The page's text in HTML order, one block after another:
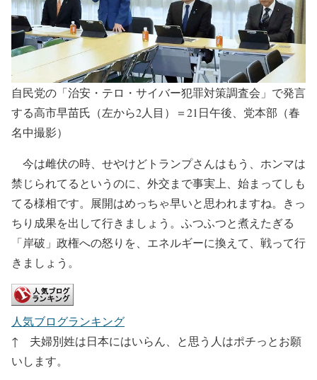
自民党の「治安・テロ・サイバー犯罪対策調査会」で発言
する高市早苗氏（左から2人目）＝21日午後、党本部（春
名中撮影）
今は雌伏の時、せやけどトランプさんはもう、ホンマは
禁じられてるというのに、外交まで事実上、始まってしも
てる様相です。展開はめっちゃ早いと思われますね。きっ
ちり成果を出して行きましょう。ふつふつと煮えたぎる
「岸破」政権への怒りを、エネルギーに換えて、戦って行
きましょう。
人気ブログランキング
↑ 夫婦別姓は日本にはいらん、と思う人はポチっとお願
いします。